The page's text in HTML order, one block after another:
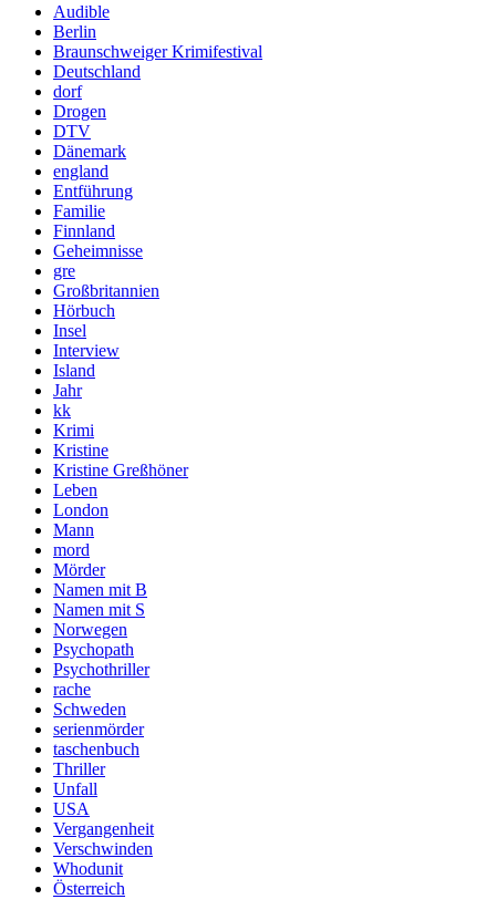
Audible
Berlin
Braunschweiger Krimifestival
Deutschland
dorf
Drogen
DTV
Dänemark
england
Entführung
Familie
Finnland
Geheimnisse
gre
Großbritannien
Hörbuch
Insel
Interview
Island
Jahr
kk
Krimi
Kristine
Kristine Greßhöner
Leben
London
Mann
mord
Mörder
Namen mit B
Namen mit S
Norwegen
Psychopath
Psychothriller
rache
Schweden
serienmörder
taschenbuch
Thriller
Unfall
USA
Vergangenheit
Verschwinden
Whodunit
Österreich